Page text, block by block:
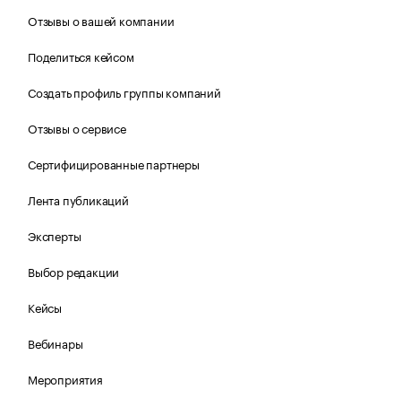
Отзывы о вашей компании
Поделиться кейсом
Создать профиль группы компаний
Отзывы о сервисе
Сертифицированные партнеры
Лента публикаций
Эксперты
Выбор редакции
Кейсы
Вебинары
Мероприятия